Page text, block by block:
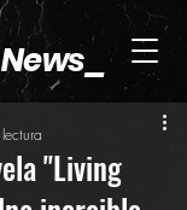
"Living